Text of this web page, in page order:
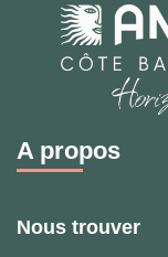
A propos
Nous trouver